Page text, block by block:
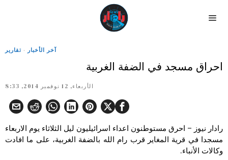
آخر الأخبار · تقارير
احراق مسجد في الضفة الغربية
الأربعاء, 12 نوفمبر 2014, 8:33
رادار نيوز – احرق مستوطنون اعداء اسرائيليون ليل الثلاثاء يوم الاربعاء
مسجدا في قرية المغاير قرب رام الله بالضفة الغربية، على ما افادت
وكالات الأنباء.